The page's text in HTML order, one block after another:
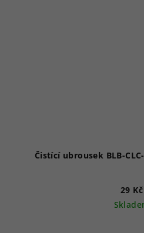
Čistící ubrousek BLB-
29 Kč